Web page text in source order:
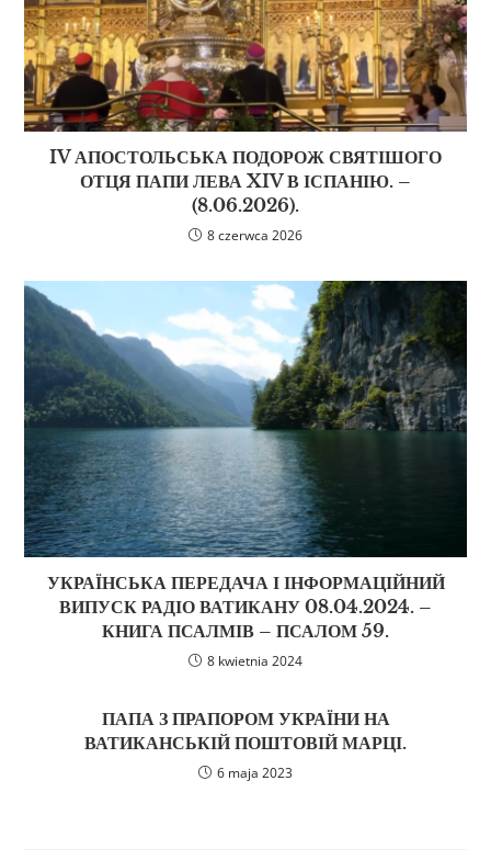
IV АПОСТОЛЬСЬКА ПОДОРОЖ СВЯТІШОГО
ОТЦЯ ПАПИ ЛЕВА XIV В ІСПАНІЮ. –
(8.06.2026).
8 czerwca 2026
УКРАЇНСЬКА ПЕРЕДАЧА І ІНФОРМАЦІЙНИЙ
ВИПУСК РАДІО ВАТИКАНУ 08.04.2024. –
КНИГА ПСАЛМІВ – ПСАЛОМ 59.
8 kwietnia 2024
ПАПА З ПРАПОРОМ УКРАЇНИ НА
ВАТИКАНСЬКІЙ ПОШТОВІЙ МАРЦІ.
6 maja 2023